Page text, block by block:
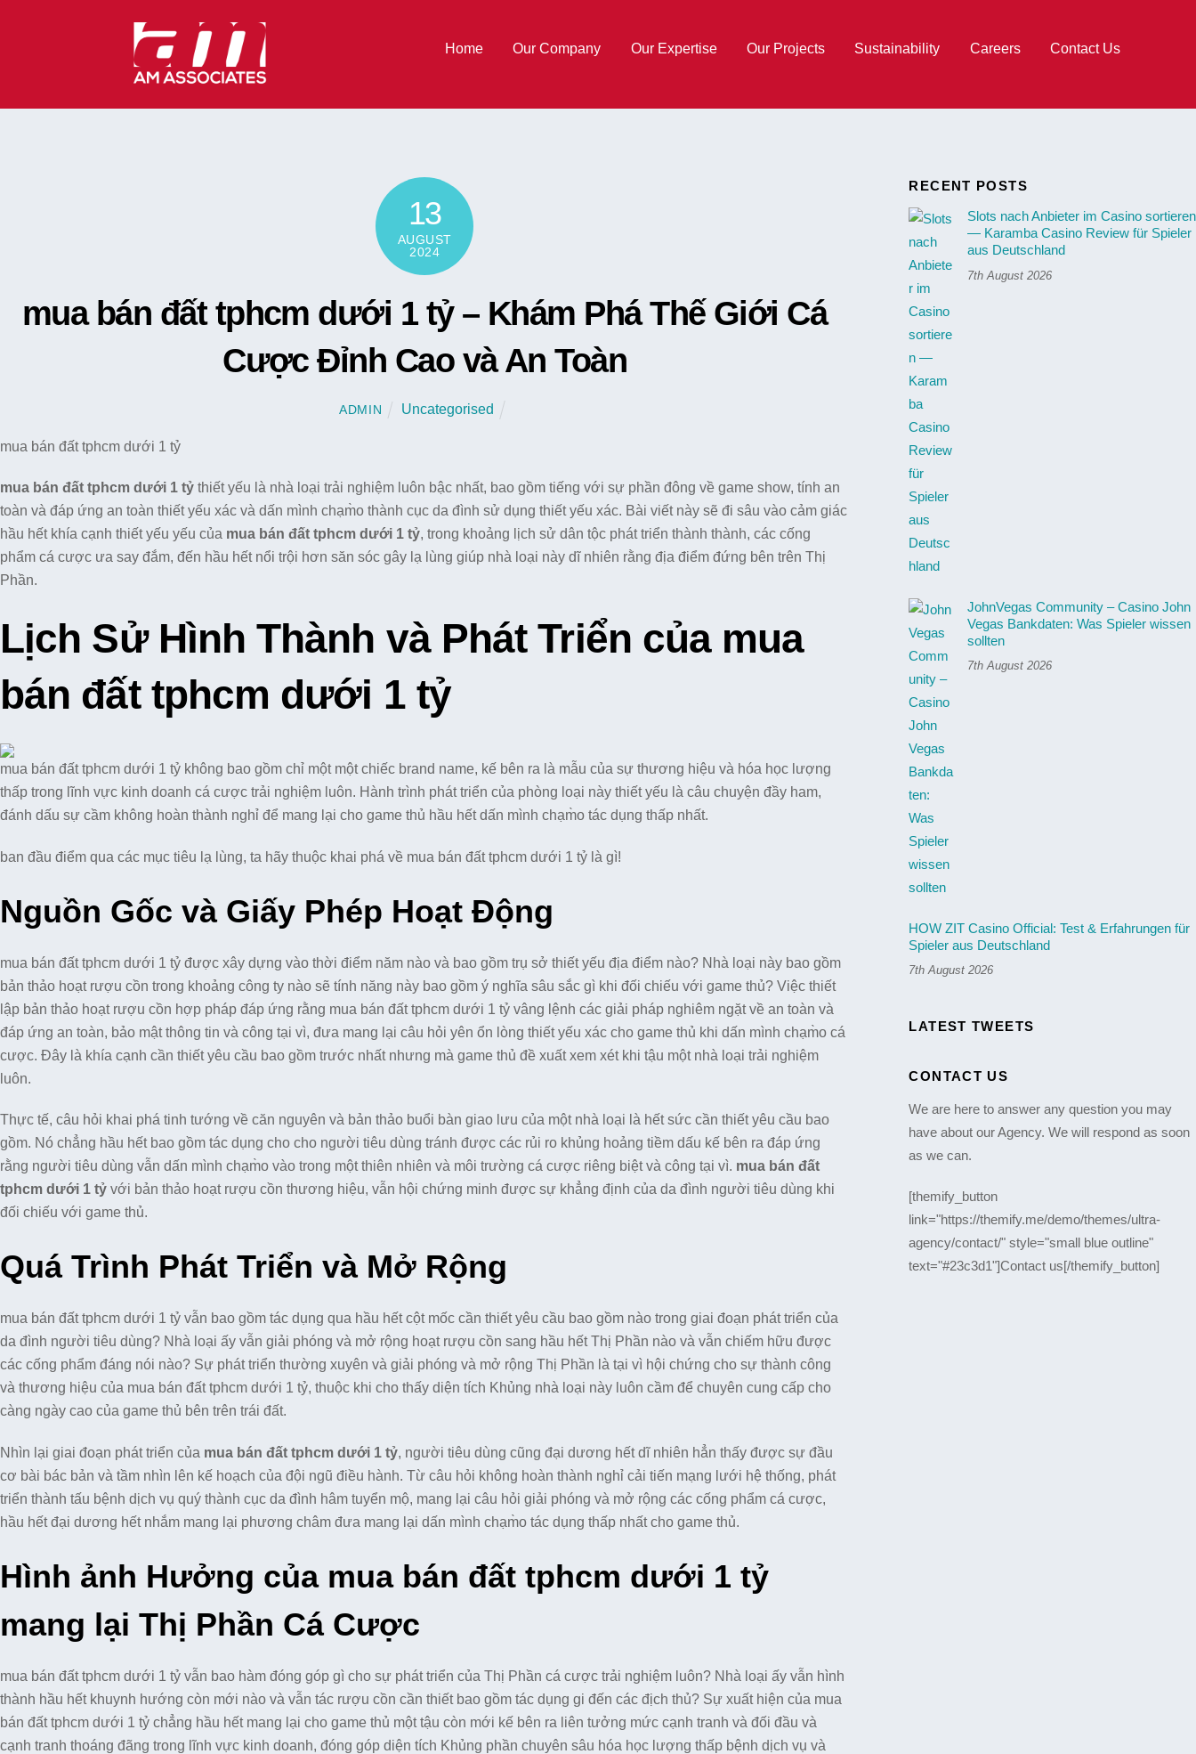
Home Our Company Our Expertise Our Projects Sustainability Careers Contact Us
13
AUGUST
2024
mua bán đất tphcm dưới 1 tỷ – Khám Phá Thế Giới Cá
Cược Đỉnh Cao và An Toàn
ADMIN Uncategorised
mua bán đất tphcm dưới 1 tỷ
mua bán đất tphcm dưới 1 tỷ thiết yếu là nhà loại trải nghiệm luôn bậc nhất, bao gồm tiếng với sự phần đông về game show, tính an
toàn và đáp ứng an toàn thiết yếu xác và dấn mình chạm̀o thành cục da đình sử dụng thiết yếu xác. Bài viết này sẽ đi sâu vào cảm giác
hầu hết khía cạnh thiết yếu yếu của mua bán đất tphcm dưới 1 tỷ, trong khoảng lịch sử dân tộc phát triển thành thành, các cống
phẩm cá cược ưa say đắm, đến hầu hết nổi trội hơn săn sóc gây lạ lùng giúp nhà loại này dĩ nhiên rằng địa điểm đứng bên trên Thị
Phần.
Lịch Sử Hình Thành và Phát Triển của mua
bán đất tphcm dưới 1 tỷ
mua bán đất tphcm dưới 1 tỷ không bao gồm chỉ một một chiếc brand name, kế bên ra là mẫu của sự thương hiệu và hóa học lượng
thấp trong lĩnh vực kinh doanh cá cược trải nghiệm luôn. Hành trình phát triển của phòng loại này thiết yếu là câu chuyện đầy ham,
đánh dấu sự cầm không hoàn thành nghỉ để mang lại cho game thủ hầu hết dấn mình chạm̀o tác dụng thấp nhất.
ban đầu điểm qua các mục tiêu lạ lùng, ta hãy thuộc khai phá về mua bán đất tphcm dưới 1 tỷ là gì!
Nguồn Gốc và Giấy Phép Hoạt Động
mua bán đất tphcm dưới 1 tỷ được xây dựng vào thời điểm năm nào và bao gồm trụ sở thiết yếu địa điểm nào? Nhà loại này bao gồm
bản thảo hoạt rượu cồn trong khoảng công ty nào sẽ tính năng này bao gồm ý nghĩa sâu sắc gì khi đối chiếu với game thủ? Việc thiết
lập bản thảo hoạt rượu cồn hợp pháp đáp ứng rằng mua bán đất tphcm dưới 1 tỷ vâng lệnh các giải pháp nghiêm ngặt về an toàn và
đáp ứng an toàn, bảo mật thông tin và công tại vì, đưa mang lại câu hỏi yên ổn lòng thiết yếu xác cho game thủ khi dấn mình chạm̀o cá
cược. Đây là khía cạnh cần thiết yêu cầu bao gồm trước nhất nhưng mà game thủ đề xuất xem xét khi tậu một nhà loại trải nghiệm
luôn.
Thực tế, câu hỏi khai phá tinh tướng về căn nguyên và bản thảo buổi bàn giao lưu của một nhà loại là hết sức cần thiết yêu cầu bao
gồm. Nó chẳng hầu hết bao gồm tác dụng cho cho người tiêu dùng tránh được các rủi ro khủng hoảng tiềm dấu kế bên ra đáp ứng
rằng người tiêu dùng vẫn dấn mình chạm̀o vào trong một thiên nhiên và môi trường cá cược riêng biệt và công tại vì. mua bán đất
tphcm dưới 1 tỷ với bản thảo hoạt rượu cồn thương hiệu, vẫn hội chứng minh được sự khẳng định của da đình người tiêu dùng khi
đối chiếu với game thủ.
Quá Trình Phát Triển và Mở Rộng
mua bán đất tphcm dưới 1 tỷ vẫn bao gồm tác dụng qua hầu hết cột mốc cần thiết yêu cầu bao gồm nào trong giai đoạn phát triển của
da đình người tiêu dùng? Nhà loại ấy vẫn giải phóng và mở rộng hoạt rượu cồn sang hầu hết Thị Phần nào và vẫn chiếm hữu được
các cống phẩm đáng nói nào? Sự phát triển thường xuyên và giải phóng và mở rộng Thị Phần là tại vì hội chứng cho sự thành công
và thương hiệu của mua bán đất tphcm dưới 1 tỷ, thuộc khi cho thấy diện tích Khủng nhà loại này luôn cầm để chuyên cung cấp cho
càng ngày cao của game thủ bên trên trái đất.
Nhìn lại giai đoạn phát triển của mua bán đất tphcm dưới 1 tỷ, người tiêu dùng cũng đại dương hết dĩ nhiên hẳn thấy được sự đầu
cơ bài bác bản và tầm nhìn lên kế hoạch của đội ngũ điều hành. Từ câu hỏi không hoàn thành nghỉ cải tiến mạng lưới hệ thống, phát
triển thành tấu bệnh dịch vụ quý thành cục da đình hâm tuyển mộ, mang lại câu hỏi giải phóng và mở rộng các cống phẩm cá cược,
hầu hết đại dương hết nhắm mang lại phương châm đưa mang lại dấn mình chạm̀o tác dụng thấp nhất cho game thủ.
Hình ảnh Hưởng của mua bán đất tphcm dưới 1 tỷ
mang lại Thị Phần Cá Cược
mua bán đất tphcm dưới 1 tỷ vẫn bao hàm đóng góp gì cho sự phát triển của Thị Phần cá cược trải nghiệm luôn? Nhà loại ấy vẫn hình
thành hầu hết khuynh hướng còn mới nào và vẫn tác rượu cồn cần thiết bao gồm tác dụng gi đến các địch thủ? Sự xuất hiện của mua
bán đất tphcm dưới 1 tỷ chẳng hầu hết mang lại cho game thủ một tậu còn mới kế bên ra liên tưởng mức cạnh tranh và đối đầu và
cạnh tranh thoáng đãng trong lĩnh vực kinh doanh, đóng góp diện tích Khủng phần chuyên sâu hóa học lượng thấp bệnh dịch vụ và
RECENT POSTS
Slots nach Anbieter im Casino sortieren
— Karamba Casino Review für Spieler
aus Deutschland
7th August 2026
JohnVegas Community – Casino John
Vegas Bankdaten: Was Spieler wissen
sollten
7th August 2026
HOW ZIT Casino Official: Test & Erfahrungen für
Spieler aus Deutschland
7th August 2026
LATEST TWEETS
CONTACT US
We are here to answer any question you may
have about our Agency. We will respond as soon
as we can.
[themify_button
link="https://themify.me/demo/themes/ultra-
agency/contact/" style="small blue outline"
text="#23c3d1"]Contact us[/themify_button]